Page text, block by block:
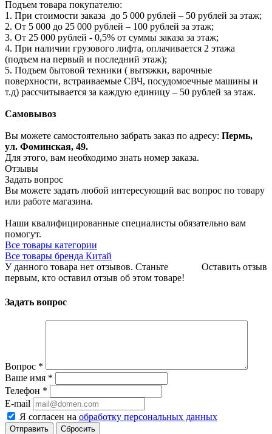
Подъем товара покупателю:
1. При стоимости заказа до 5 000 рублей – 50 рублей за этаж;
2. От 5 000 до 25 000 рублей – 100 рублей за этаж;
3. От 25 000 рублей - 0,5% от суммы заказа за этаж;
4. При наличии грузового лифта, оплачивается 2 этажа
(подъем на первый и последний этаж);
5. Подъем бытовой техники ( вытяжки, варочные
поверхности, встраиваемые СВЧ, посудомоечные машины и
т.д) рассчитывается за каждую единицу – 50 рублей за этаж.
Самовывоз
Вы можете самостоятельно забрать заказ по адресу: Пермь,
ул. Фоминская, 49.
Для этого, вам необходимо знать номер заказа.
Отзывы
Задать вопрос
Вы можете задать любой интересующий вас вопрос по товару
или работе магазина.
Наши квалифицированные специалисты обязательно вам
помогут.
Все товары категории
Все товары бренда Китай
Оставить отзыв
У данного товара нет отзывов. Станьте
первым, кто оставил отзыв об этом товаре!
Задать вопрос
Вопрос *
Ваше имя *
Телефон *
E-mail
Я согласен на обработку персональных данных
Сбросить